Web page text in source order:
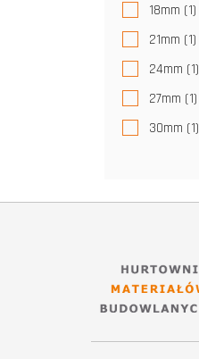
18mm (1)
21mm (1)
24mm (1)
27mm (1)
30mm (1)